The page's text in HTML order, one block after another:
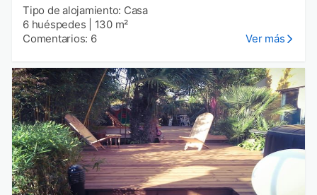
Tipo de alojamiento: Casa
6 huéspedes
130 m²
Comentarios: 6
Ver más